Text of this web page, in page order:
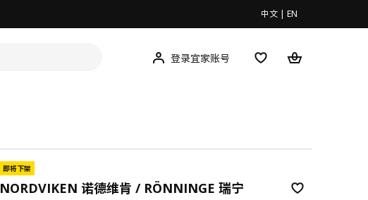
中文 | EN
登录宜家账号
即将下架
NORDVIKEN 诺德维肯 / RÖNNINGE 瑞宁